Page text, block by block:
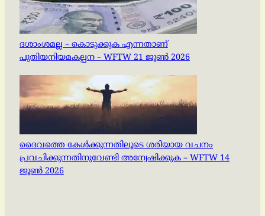
ദശാംശമല്ല – കൊടുക്കുക എന്നതാണ്
പുതിയനിയമകല്പന – WFTW 21 ജൂൺ 2026
ദൈവത്തെ കേൾക്കുന്നതിലൂടെ ശരിയായ വചനം
പ്രവചിക്കുന്നതിനുവേണ്ടി അന്വേഷിക്കുക – WFTW 14
ജൂൺ 2026